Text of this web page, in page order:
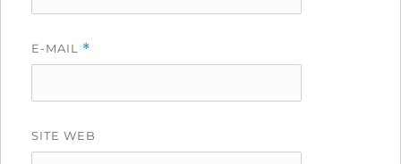
E-MAIL *
SITE WEB